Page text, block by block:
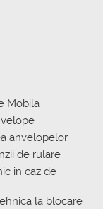
Mobila
anvelopelor
de rulare
in caz de
la blocare